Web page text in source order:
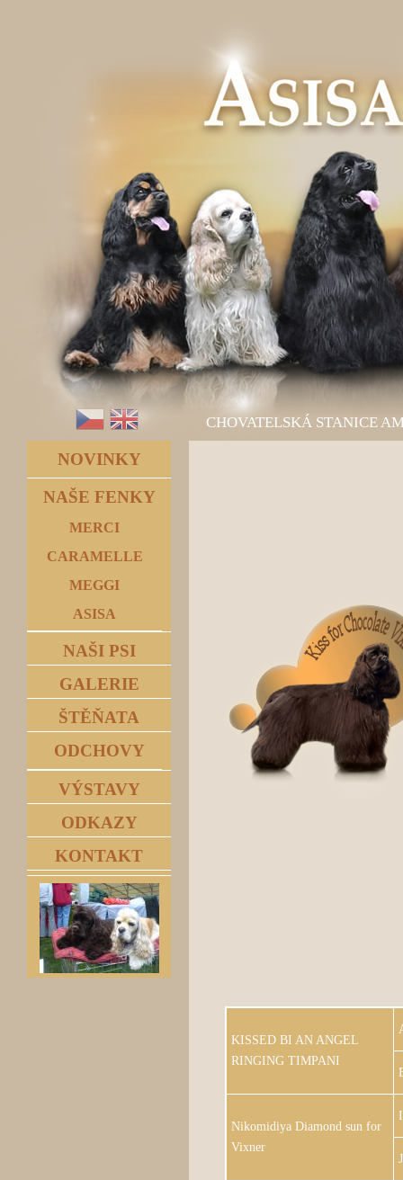
CHOVATELSKÁ STANICE
NOVINKY
NAŠE FENKY
MERCI
CARAMELLE
MEGGI
ASISA
NAŠI PSI
GALERIE
ŠTĚŇATA
ODCHOVY
VÝSTAVY
ODKAZY
KONTAKT
KISSED BI AN ANGEL
RINGING TIMPANI
Nikomidiya Diamond sun for
Vixner